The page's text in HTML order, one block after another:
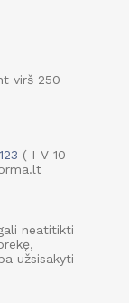
virš 250
( I-V 10-
neatitikti
užsisakyti